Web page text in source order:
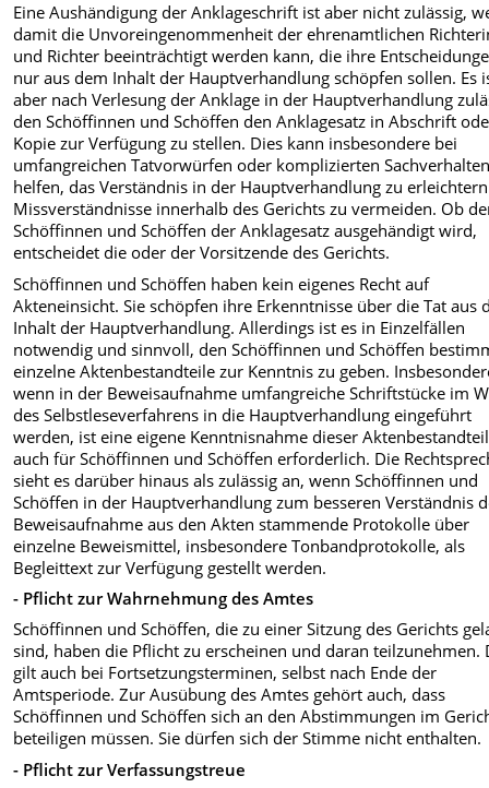
Eine Aushändigung der Anklageschrift ist aber nicht zulässig,
damit die Unvoreingenommenheit der ehrenamt­lichen
und Richter beein­trächtigt werden kann, die ihre
nur aus dem Inhalt der Hauptverhandlung schöpfen sollen. Es
aber nach Verlesung der Anklage in der Hauptverhandlung
den Schöffinnen und Schöffen den Anklage­satz in Abschrift
Kopie zur Verfü­gung zu stellen. Dies kann insbesondere bei
umfangreichen Tatvorwürfen oder komplizierten
helfen, das Verständnis in der Hauptverhandlung zu
Missverständnisse inner­halb des Gerichts zu vermeiden. Ob
Schöffinnen und Schöffen der Anklage­satz ausgehändigt wird,
entscheidet die oder der Vorsitzende des Gerichts.
Schöffinnen und Schöffen haben kein eigenes Recht auf
Akteneinsicht. Sie schöpfen ihre Erkenntnisse über die Tat aus
Inhalt der Hauptverhandlung. Allerdings ist es in Einzelfällen
notwen­dig und sinnvoll, den Schöffinnen und Schöffen
einzelne Aktenbe­standteile zur Kenntnis zu geben.
wenn in der Beweisaufnah­me umfangreiche Schriftstücke im
des Selbstleseverfahrens in die Haupt­verhandlung eingeführt
werden, ist eine eigene Kenntnisnahme dieser
auch für Schöffinnen und Schöffen erforderlich. Die
sieht es darüber hinaus als zulässig an, wenn Schöffinnen und
Schöffen in der Hauptverhandlung zum besseren Verständnis
Beweisaufnahme aus den Akten stammende Protokolle über
einzelne Beweismittel, insbesondere Tonbandprotokolle, als
Begleittext zur Verfügung gestellt werden.
- Pflicht zur Wahrnehmung des Amtes
Schöffinnen und Schöffen, die zu einer Sitzung des Gerichts
sind, haben die Pflicht zu erscheinen und daran teilzunehmen.
gilt auch bei Fortsetzungsterminen, selbst nach Ende der
Amtsperiode. Zur Ausübung des Amtes gehört auch, dass
Schöffinnen und Schöffen sich an den Abstim­mungen im
beteiligen müssen. Sie dürfen sich der Stimme nicht enthalten.
- Pflicht zur Verfassungstreue